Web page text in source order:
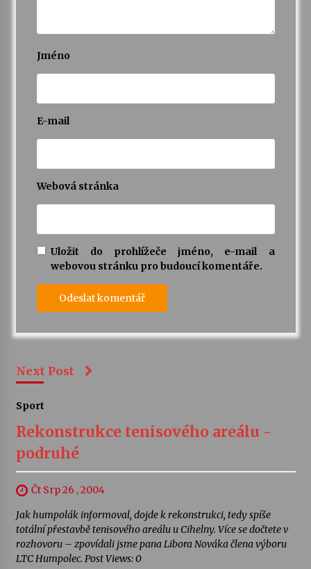
Jméno
E-mail
Webová stránka
Uložit do prohlížeče jméno, e-mail a
webovou stránku pro budoucí komentáře.
Next Post
Sport
Rekonstrukce tenisového areálu -
podruhé
Čt Srp 26 , 2004
Jak humpolák informoval, dojde k rekonstrukci, tedy spíše
totální přestavbě tenisového areálu u Cihelny. Více se dočtete v
rozhovoru – zpovídali jsme pana Libora Nováka člena výboru
LTC Humpolec. Post Views: 0